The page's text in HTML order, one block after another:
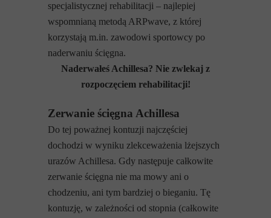
specjalistycznej rehabilitacji – najlepiej
wspomnianą metodą ARPwave, z której
korzystają m.in. zawodowi sportowcy po
naderwaniu ścięgna.
Naderwałeś Achillesa? Nie zwlekaj z
rozpoczęciem rehabilitacji!
Zerwanie ścięgna Achillesa
Do tej poważnej kontuzji najczęściej
dochodzi w wyniku zlekceważenia lżejszych
urazów Achillesa. Gdy następuje całkowite
zerwanie ścięgna nie ma mowy ani o
chodzeniu, ani tym bardziej o bieganiu. Tę
kontuzję, w zależności od stopnia (całkowite